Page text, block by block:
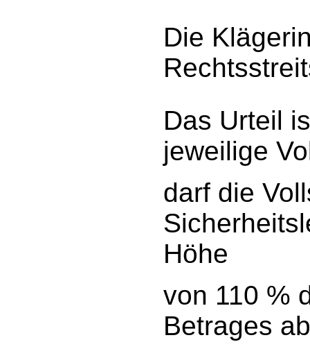
Die
Das Urteil
jeweilige
darf die
Höhe
von 110 %
Betrages